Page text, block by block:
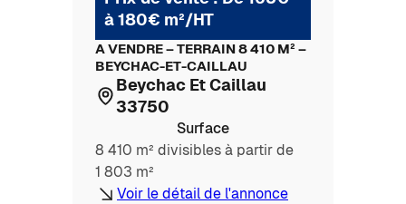
à 180€ m²/HT
A VENDRE – TERRAIN 8 410 M² –
BEYCHAC-ET-CAILLAU
Beychac Et Caillau
33750
Surface
8 410 m² divisibles à partir de
1 803 m²
Voir le détail de l'annonce